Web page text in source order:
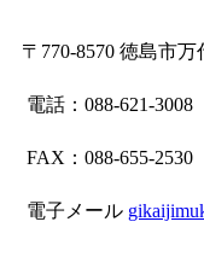
〒770-8570 徳島市
電話：088-621-3008
FAX：088-655-2530
電子メール